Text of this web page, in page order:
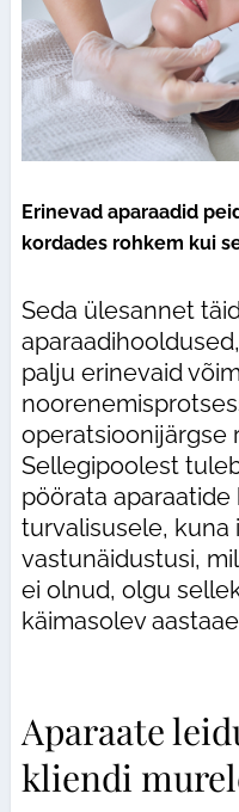
Erinevad aparaadid
kordades rohkem kui
Seda ülesannet
palju erinevaid
operatsioonijärgse
Sellegipoolest
pöörata
turvalisusele, kuna
vastunäidustusi,
ei olnud, olgu
käimasolev
Aparaate
kliendi